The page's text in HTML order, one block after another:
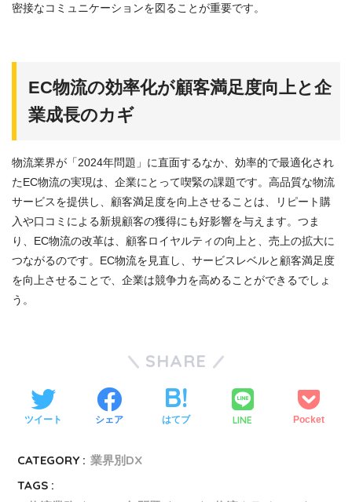
密接なコミュニケーションを図ることが重要です。
EC物流の効率化が顧客満足度向上と企
業成長のカギ
物流業界が「2024年問題」に直面するなか、効率的で最適化され
たEC物流の実現は、企業にとって喫緊の課題です。高品質な物流
サービスを提供し、顧客満足度を向上させることは、リピート購
入や口コミによる新規顧客の獲得にも好影響を与えます。つま
り、EC物流の改革は、顧客ロイヤルティの向上と、売上の拡大に
つながるのです。EC物流を見直し、サービスレベルと顧客満足度
を向上させることで、企業は競争力を高めることができるでしょ
う。
SHARE
ツイート シェア はてブ LINE Pocket
CATEGORY : 業界別DX
TAGS :